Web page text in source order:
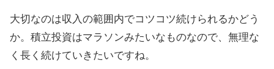
大切なのは収入の範囲内でコツコツ続けられるかどう
か。積立投資はマラソンみたいなものなので、無理な
く長く続けていきたいですね。